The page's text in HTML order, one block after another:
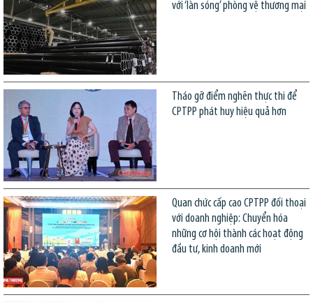
với ‘làn sóng’ phòng vệ thương mại
Tháo gỡ điểm nghẽn thực thi để
CPTPP phát huy hiệu quả hơn
Quan chức cấp cao CPTPP đối thoại
với doanh nghiệp: Chuyển hóa
những cơ hội thành các hoạt động
đầu tư, kinh doanh mới